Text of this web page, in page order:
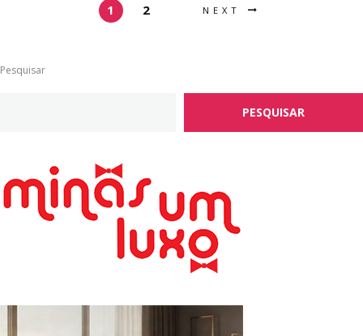
1 2 NEXT
Pesquisar
PESQUISAR